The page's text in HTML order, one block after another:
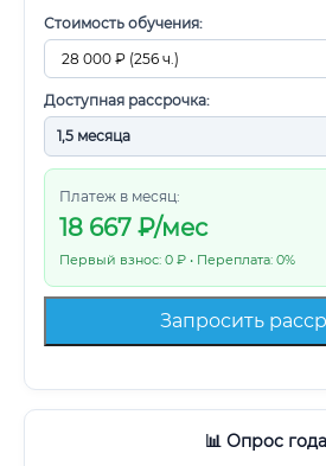
Стоимость обучения:
Доступная рассрочка:
Платеж в месяц:
18 667 ₽/мес
Первый взнос: 0 ₽ • Переплата: 0%
Запросить
📊 Опрос года